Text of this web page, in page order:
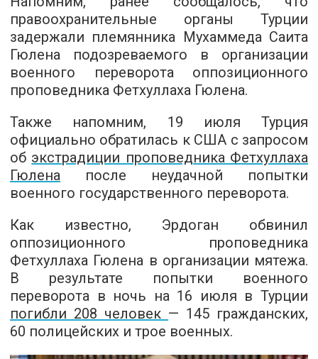
правоохранительные органы Турции
задержали племянника Мухаммеда Саита
Гюлена подозреваемого в организации
военного переворота оппозиционного
проповедника Фетхуллаха Гюлена.
Также напомним, 19 июля Турция
официально обратилась к США с запросом
об экстрадиции проповедника Фетхуллаха
Гюлена после неудачной попытки
военного государственного переворота.
Как известно, Эрдоган обвинил
оппозиционного проповедника
Фетхуллаха Гюлена в организации мятежа.
В результате попытки военного
переворота в ночь на 16 июля в Турции
погибли 208 человек — 145 гражданских,
60 полицейских и трое военных.